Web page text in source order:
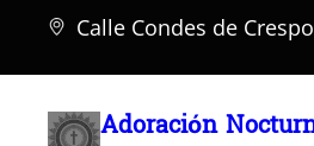
Saltar
Calle Condes de
Adoración